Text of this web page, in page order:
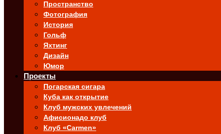
Пространство
Фотография
История
Гольф
Яхтинг
Дизайн
Юмор
Проекты
Погарская сигара
Куба как открытие
Клуб мужских увлечений
Афисионадо клуб
Клуб «Carmen»